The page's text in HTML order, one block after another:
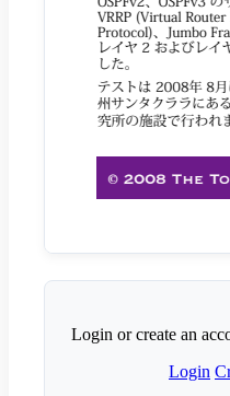
Login or create an
Login